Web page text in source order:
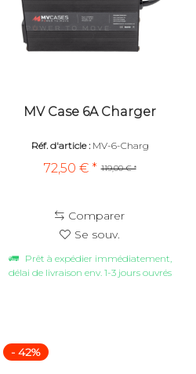
MV Case 6A Charger
Réf. d'article :MV-6-Charg
119,00 € *
72,50 € *
Comparer
Se souv.
Prêt à expédier immédiatement,
délai de livraison env. 1-3 jours ouvrés
- 42%